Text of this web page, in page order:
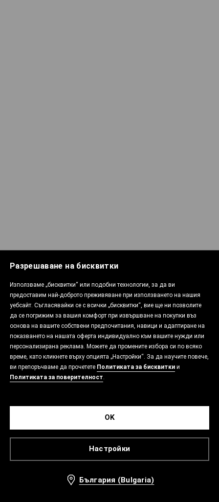
Разрешаване на бисквитки
Използваме „бисквитки“ или подобни технологии, за да ви
предоставим най-доброто преживяване при използването на нашия
уебсайт. Съгласявайки се с всички „бисквитки“, вие ще ни позволите
да се погрижим за вашия комфорт при извършване на покупки въз
основа на вашите собствени предпочитания, навици и адаптиране на
показването на нашата оферта индивидуално към вашите нужди или
персонализирана реклама. Можете да промените избора си по всяко
време, като кликнете върху опцията „Настройки“. За да научите повече,
ви препоръчваме да прочетете Политиката за бисквитки и
Политиката за поверителност.
Настройки
OK
България (Bulgaria)